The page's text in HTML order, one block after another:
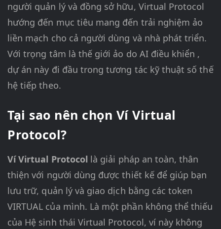
người quản lý và đồng sở hữu, Virtual Protocol
hướng đến mục tiêu mang đến trải nghiệm ảo
liền mạch cho cả người dùng và nhà phát triển.
Với trọng tâm là thế giới ảo do AI điều khiển ,
dự án này đi đầu trong tương tác kỹ thuật số thế
hệ tiếp theo.
Tại sao nên chọn Ví Virtual
Protocol?
Ví Virtual Protocol là giải pháp an toàn, thân
thiện với người dùng được thiết kế để giúp bạn
lưu trữ, quản lý và giao dịch bằng các token
VIRTUAL của mình. Là một phần không thể thiếu
của Hệ sinh thái Virtual Protocol, ví này không